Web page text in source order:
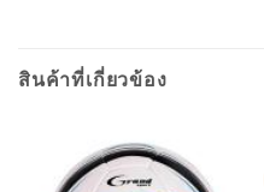
สินค้าที่เกี่ยวข้อง